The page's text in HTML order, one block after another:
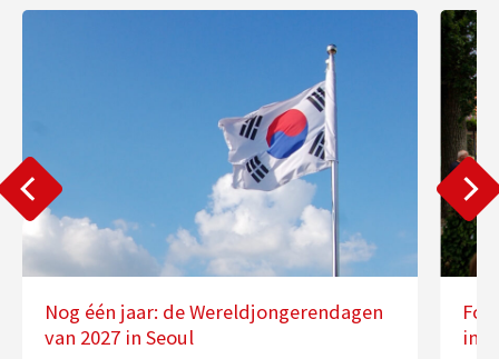
Nog één jaar: de Wereldjongerendagen
van 2027 in Seoul
in